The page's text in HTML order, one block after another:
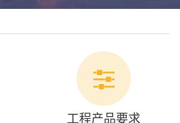
工程产品要求